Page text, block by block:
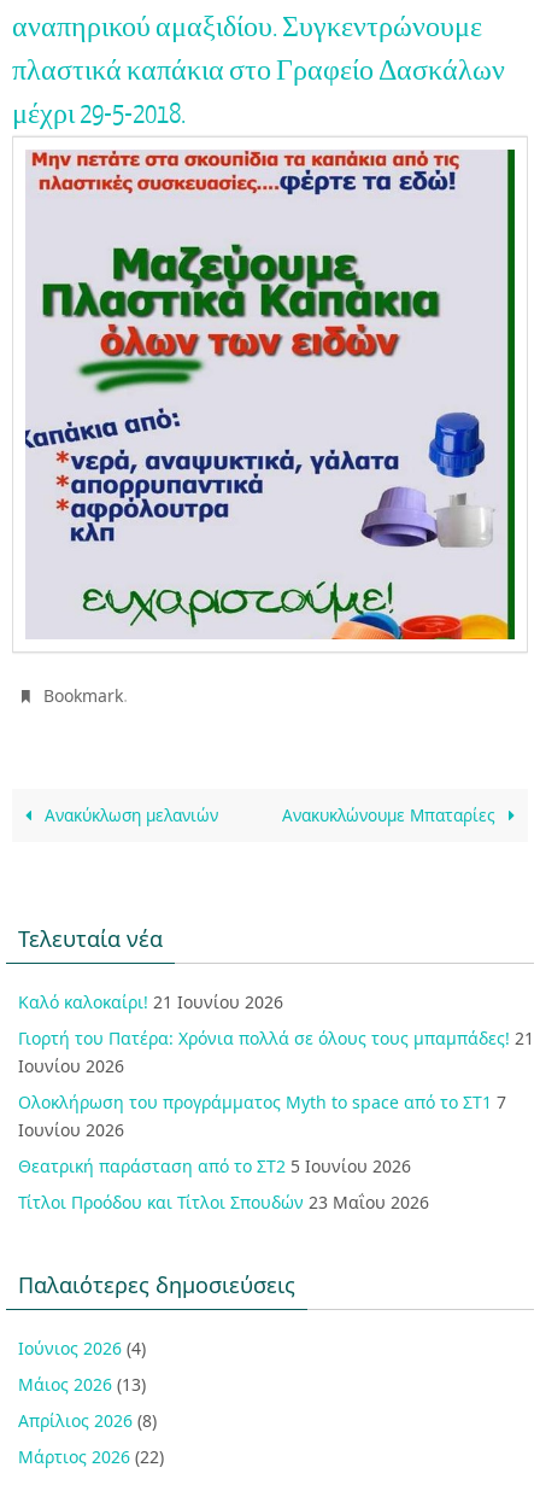
αναπηρικού αμαξιδίου. Συγκεντρώνουμε
πλαστικά καπάκια στο Γραφείο Δασκάλων
μέχρι 29-5-2018.
Bookmark.
Ανακύκλωση μελανιών Ανακυκλώνουμε Μπαταρίες
Τελευταία νέα
Καλό καλοκαίρι! 21 Ιουνίου 2026
Γιορτή του Πατέρα: Χρόνια πολλά σε όλους τους μπαμπάδες! 21
Ιουνίου 2026
Ολοκλήρωση του προγράμματος Myth to space από το ΣΤ1 7
Ιουνίου 2026
Θεατρική παράσταση από το ΣΤ2 5 Ιουνίου 2026
Τίτλοι Προόδου και Τίτλοι Σπουδών 23 Μαΐου 2026
Παλαιότερες δημοσιεύσεις
Ιούνιος 2026 (4)
Μάιος 2026 (13)
Απρίλιος 2026 (8)
Μάρτιος 2026 (22)